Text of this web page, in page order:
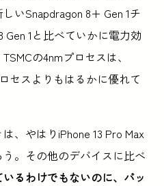
いSnapdragon 8+ Gen 1チ
Gen 1と比べていかに電力効
の4nmプロセスは、
セスよりもはるかに優れて
、やはりiPhone 13 Pro Max
。その他のデバイスに比べ
るわけでもないのに、バッ